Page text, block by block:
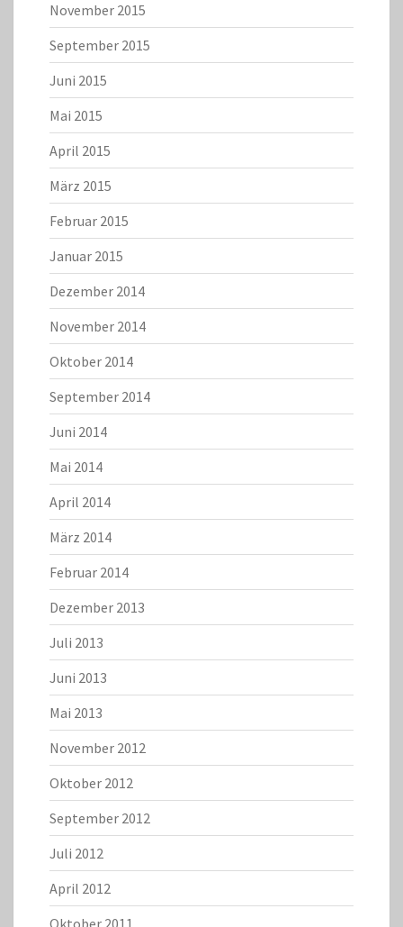
November 2015
September 2015
Juni 2015
Mai 2015
April 2015
März 2015
Februar 2015
Januar 2015
Dezember 2014
November 2014
Oktober 2014
September 2014
Juni 2014
Mai 2014
April 2014
März 2014
Februar 2014
Dezember 2013
Juli 2013
Juni 2013
Mai 2013
November 2012
Oktober 2012
September 2012
Juli 2012
April 2012